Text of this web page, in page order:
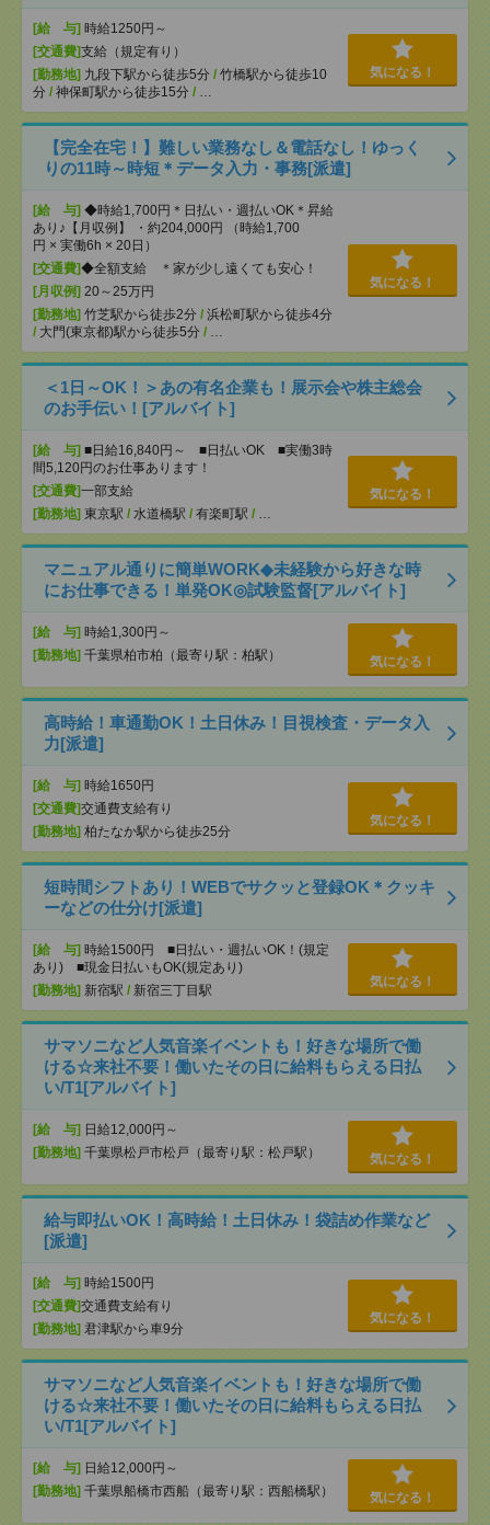
[給 与] 時給1250円～
[交通費]支給（規定有り）
[勤務地] 九段下駅から徒歩5分 / 竹橋駅から徒歩10
分 / 神保町駅から徒歩15分 / …
気になる！
【完全在宅！】難しい業務なし＆電話なし！ゆっく
りの11時～時短＊データ入力・事務[派遣]
[給 与] ◆時給1,700円＊日払い・週払いOK＊昇給
あり♪【月収例】 ・約204,000円 （時給1,700
円 × 実働6h × 20日）
[交通費]◆全額支給 ＊家が少し遠くても安心！
[月収例] 20～25万円
[勤務地] 竹芝駅から徒歩2分 / 浜松町駅から徒歩4分
/ 大門(東京都)駅から徒歩5分 / …
気になる！
＜1日～OK！＞あの有名企業も！展示会や株主総会
のお手伝い！[アルバイト]
[給 与] ■日給16,840円～ ■日払いOK ■実働3時
間5,120円のお仕事あります！
[交通費]一部支給
[勤務地] 東京駅 / 水道橋駅 / 有楽町駅 / …
気になる！
マニュアル通りに簡単WORK◆未経験から好きな時
にお仕事できる！単発OK◎試験監督[アルバイト]
[給 与] 時給1,300円～
[勤務地] 千葉県柏市柏（最寄り駅：柏駅） 気になる！
高時給！車通勤OK！土日休み！目視検査・データ入
力[派遣]
[給 与] 時給1650円
[交通費]交通費支給有り
[勤務地] 柏たなか駅から徒歩25分
気になる！
短時間シフトあり！WEBでサクッと登録OK＊クッキ
ーなどの仕分け[派遣]
[給 与] 時給1500円 ■日払い・週払いOK！(規定
あり) ■現金日払いもOK(規定あり)
[勤務地] 新宿駅 / 新宿三丁目駅
気になる！
サマソニなど人気音楽イベントも！好きな場所で働
ける☆来社不要！働いたその日に給料もらえる日払
い/T1[アルバイト]
[給 与] 日給12,000円～
[勤務地] 千葉県松戸市松戸（最寄り駅：松戸駅） 気になる！
給与即払いOK！高時給！土日休み！袋詰め作業など
[派遣]
[給 与] 時給1500円
[交通費]交通費支給有り
[勤務地] 君津駅から車9分
気になる！
サマソニなど人気音楽イベントも！好きな場所で働
ける☆来社不要！働いたその日に給料もらえる日払
い/T1[アルバイト]
[給 与] 日給12,000円～
[勤務地] 千葉県船橋市西船（最寄り駅：西船橋駅） 気になる！